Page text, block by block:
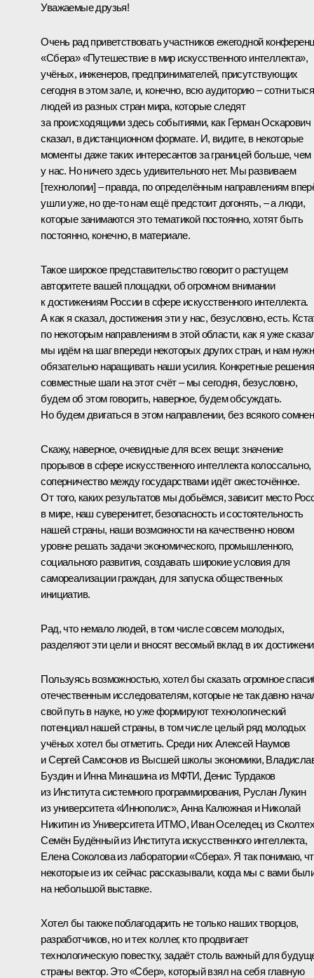
Уважаемые друзья!
Очень рад приветствовать участников ежегодной
«Сбера» «Путешествие в мир искусственного интеллекта»,
учёных, инженеров, предпринимателей, присутствующих
сегодня в этом зале, и, конечно, всю аудиторию – сотни
людей из разных стран мира, которые следят
за происходящими здесь событиями, как Герман Оскарович
сказал, в дистанционном формате. И, видите, в некоторые
моменты даже таких интересантов за границей больше, чем
у нас. Но ничего здесь удивительного нет. Мы развиваем
[технологии] – правда, по определённым направлениям
ушли уже, но где-то нам ещё предстоит догонять, – а люди,
которые занимаются это тематикой постоянно, хотят быть
постоянно, конечно, в материале.
Такое широкое представительство говорит о растущем
авторитете вашей площадки, об огромном внимании
к достижениям России в сфере искусственного интеллекта.
А как я сказал, достижения эти у нас, безусловно, есть.
по некоторым направлениям в этой области, как я уже
мы идём на шаг впереди некоторых других стран, и нам
обязательно наращивать наши усилия. Конкретные
совместные шаги на этот счёт – мы сегодня, безусловно,
будем об этом говорить, наверное, будем обсуждать.
Но будем двигаться в этом направлении, без всякого
Скажу, наверное, очевидные для всех вещи: значение
прорывов в сфере искусственного интеллекта колоссально,
соперничество между государствами идёт ожесточённое.
От того, каких результатов мы добьёмся, зависит место
в мире, наш суверенитет, безопасность и состоятельность
нашей страны, наши возможности на качественно новом
уровне решать задачи экономического, промышленного,
социального развития, создавать широкие условия для
самореализации граждан, для запуска общественных
инициатив.
Рад, что немало людей, в том числе совсем молодых,
разделяют эти цели и вносят весомый вклад в их
Пользуясь возможностью, хотел бы сказать огромное
отечественным исследователям, которые не так давно
свой путь в науке, но уже формируют технологический
потенциал нашей страны, в том числе целый ряд молодых
учёных хотел бы отметить. Среди них Алексей Наумов
и Сергей Самсонов из Высшей школы экономики,
Буздин и Инна Минашина из МФТИ, Денис Турдаков
из Института системного программирования, Руслан Лукин
из университета «Иннополис», Анна Калюжная и Николай
Никитин из Университета ИТМО, Иван Оселедец из
Семён Будённый из Института искусственного интеллекта,
Елена Соколова из лаборатории «Сбера». Я так понимаю,
некоторые из их сейчас рассказывали, когда мы с вами
на небольшой выставке.
Хотел бы также поблагодарить не только наших творцов,
разработчиков, но и тех коллег, кто продвигает
технологическую повестку, задаёт столь важный для
страны вектор. Это «Сбер», который взял на себя главную